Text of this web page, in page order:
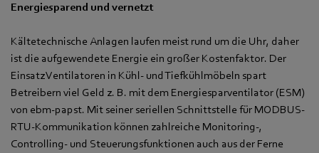
Energiesparend und vernetzt
Kältetechnische Anlagen laufen meist rund um die Uhr, daher
ist die aufgewendete Energie ein großer Kostenfaktor. Der
Einsatz Ventilatoren in Kühl- und Tiefkühlmöbeln spart
Betreibern viel Geld z. B. mit dem Energiesparventilator (ESM)
von ebm-papst. Mit seiner seriellen Schnittstelle für MODBUS-
RTU-Kommunikation können zahlreiche Monitoring-,
Controlling- und Steuerungsfunktionen auch aus der Ferne